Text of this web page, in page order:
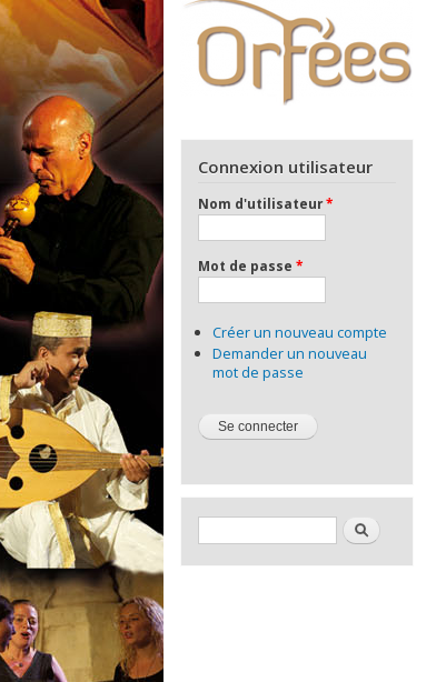
Connexion utilisateur
Nom d'utilisateur*
Mot de passe *
Créer un nouveau compte
Demander un nouveau
mot de passe
Formulaire de rechercheRechercher